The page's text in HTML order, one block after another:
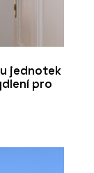
jednotek
pro